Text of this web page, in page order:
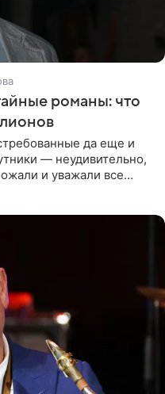
романы: что
да еще и
— неудивительно,
и уважали все